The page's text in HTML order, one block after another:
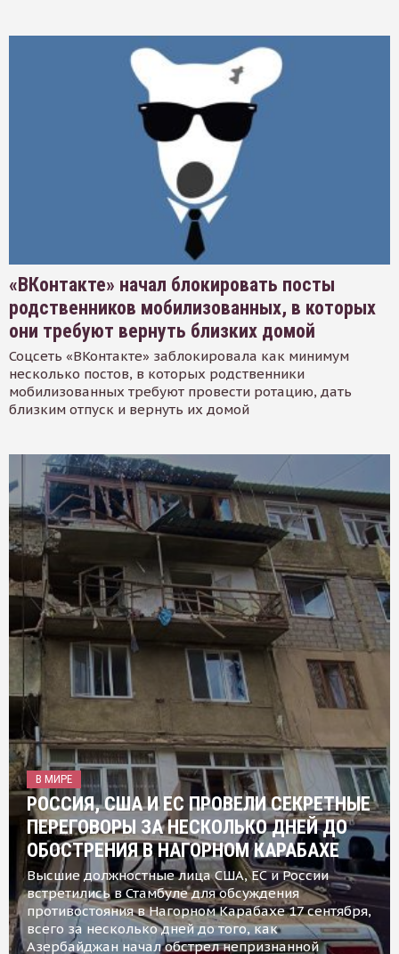
«ВКонтакте» начал блокировать посты
родственников мобилизованных, в которых
они требуют вернуть близких домой
Соцсеть «ВКонтакте» заблокировала как минимум
несколько постов, в которых родственники
мобилизованных требуют провести ротацию, дать
близким отпуск и вернуть их домой
В МИРЕ
РОССИЯ, США И ЕС ПРОВЕЛИ СЕКРЕТНЫЕ
ПЕРЕГОВОРЫ ЗА НЕСКОЛЬКО ДНЕЙ ДО
ОБОСТРЕНИЯ В НАГОРНОМ КАРАБАХЕ
Высшие должностные лица США, ЕС и России
встретились в Стамбуле для обсуждения
противостояния в Нагорном Карабахе 17 сентября,
всего за несколько дней до того, как
Азербайджан начал обстрел непризнанной